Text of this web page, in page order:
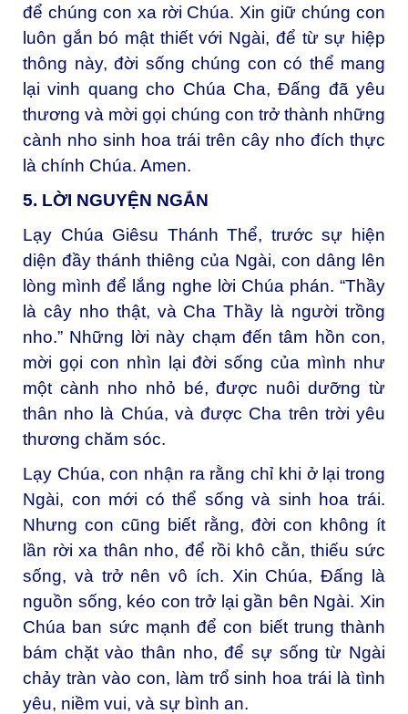
để chúng con xa rời Chúa. Xin giữ chúng con
luôn gắn bó mật thiết với Ngài, để từ sự hiệp
thông này, đời sống chúng con có thể mang
lại vinh quang cho Chúa Cha, Đấng đã yêu
thương và mời gọi chúng con trở thành những
cành nho sinh hoa trái trên cây nho đích thực
là chính Chúa. Amen.
5. LỜI NGUYỆN NGẮN
Lạy Chúa Giêsu Thánh Thể, trước sự hiện
diện đầy thánh thiêng của Ngài, con dâng lên
lòng mình để lắng nghe lời Chúa phán. “Thầy
là cây nho thật, và Cha Thầy là người trồng
nho.” Những lời này chạm đến tâm hồn con,
mời gọi con nhìn lại đời sống của mình như
một cành nho nhỏ bé, được nuôi dưỡng từ
thân nho là Chúa, và được Cha trên trời yêu
thương chăm sóc.
Lạy Chúa, con nhận ra rằng chỉ khi ở lại trong
Ngài, con mới có thể sống và sinh hoa trái.
Nhưng con cũng biết rằng, đời con không ít
lần rời xa thân nho, để rồi khô cằn, thiếu sức
sống, và trở nên vô ích. Xin Chúa, Đấng là
nguồn sống, kéo con trở lại gần bên Ngài. Xin
Chúa ban sức mạnh để con biết trung thành
bám chặt vào thân nho, để sự sống từ Ngài
chảy tràn vào con, làm trổ sinh hoa trái là tình
yêu, niềm vui, và sự bình an.